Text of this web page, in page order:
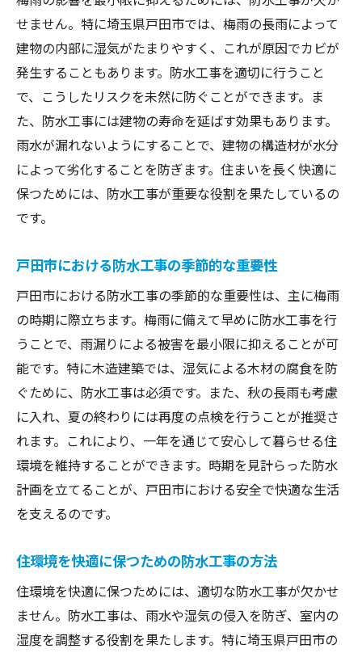
せません。特に埼玉県戸田市では、梅雨の長雨によって
建物の内部に湿気がたまりやすく、これが原因でカビが
発生することもあります。防水工事を適切に行うこと
で、こうしたリスクを未然に防ぐことができます。ま
た、防水工事には建物の寿命を延ばす効果もあります。
雨水が漏れないようにすることで、建物の構造材が水分
によって劣化することを防ぎます。住まいを長く快適に
保つためには、防水工事が重要な役割を果たしているの
です。
戸田市における防水工事の季節的な重要性
戸田市における防水工事の季節的な重要性は、主に梅雨
の時期に際立ちます。梅雨に備えて早めに防水工事を行
うことで、雨漏りによる被害を最小限に抑えることが可
能です。特に木造建築では、湿気による木材の腐食を防
ぐために、防水工事は必須です。また、秋の長雨も考慮
に入れ、夏の終わりには再度の点検を行うことが推奨さ
れます。これにより、一年を通じて安心して暮らせる住
環境を維持することができます。時期を見計らった防水
計画を立てることが、戸田市における安全で快適な生活
を支えるのです。
住環境を快適に保つための防水工事の方法
住環境を快適に保つためには、適切な防水工事が欠かせ
ません。防水工事は、雨水や湿気の侵入を防ぎ、室内の
湿度を調整する役割を果たします。特に埼玉県戸田市の